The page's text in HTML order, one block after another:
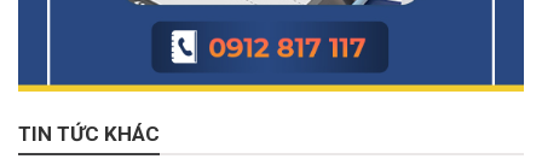
TIN TỨC KHÁC